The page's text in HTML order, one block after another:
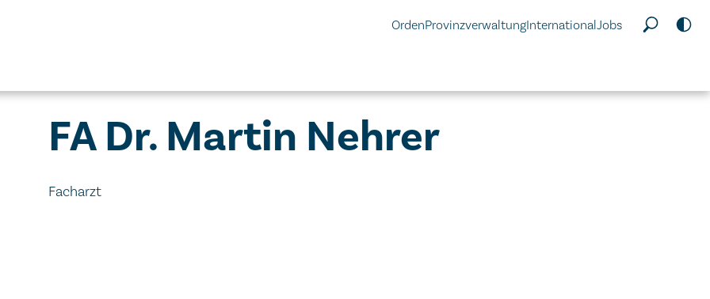
OrdenProvinzverwaltungInternationalJobs
FA Dr. Martin Nehrer
Facharzt